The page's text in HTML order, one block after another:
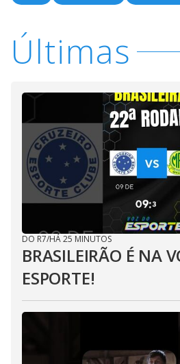
Últimas
DO R7/HÁ 25 MINUTOS
BRASILEIRÃO É NA
ESPORTE!